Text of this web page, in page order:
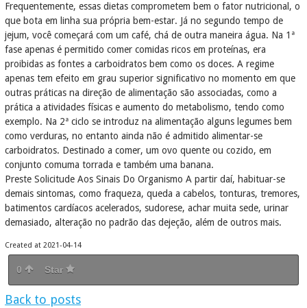
Frequentemente, essas dietas comprometem bem o fator nutricional, o
que bota em linha sua própria bem-estar. Já no segundo tempo de
jejum, você começará com um café, chá de outra maneira água. Na 1ª
fase apenas é permitido comer comidas ricos em proteínas, era
proibidas as fontes a carboidratos bem como os doces. A regime
apenas tem efeito em grau superior significativo no momento em que
outras práticas na direção de alimentação são associadas, como a
prática a atividades físicas e aumento do metabolismo, tendo como
exemplo. Na 2ª ciclo se introduz na alimentação alguns legumes bem
como verduras, no entanto ainda não é admitido alimentar-se
carboidratos. Destinado a comer, um ovo quente ou cozido, em
conjunto comuma torrada e também uma banana.
Preste Solicitude Aos Sinais Do Organismo A partir daí, habituar-se
demais sintomas, como fraqueza, queda a cabelos, tonturas, tremores,
batimentos cardíacos acelerados, sudorese, achar muita sede, urinar
demasiado, alteração no padrão das dejeção, além de outros mais.
Created at 2021-04-14
0 Star
Back to posts